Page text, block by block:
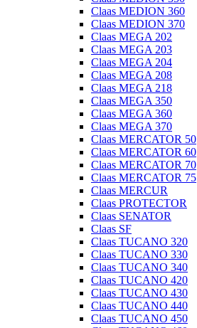
Claas MEDION 360
Claas MEDION 370
Claas MEGA 202
Claas MEGA 203
Claas MEGA 204
Claas MEGA 208
Claas MEGA 218
Claas MEGA 350
Claas MEGA 360
Claas MEGA 370
Claas MERCATOR 50
Claas MERCATOR 60
Claas MERCATOR 70
Claas MERCATOR 75
Claas MERCUR
Claas PROTECTOR
Claas SENATOR
Claas SF
Claas TUCANO 320
Claas TUCANO 330
Claas TUCANO 340
Claas TUCANO 420
Claas TUCANO 430
Claas TUCANO 440
Claas TUCANO 450